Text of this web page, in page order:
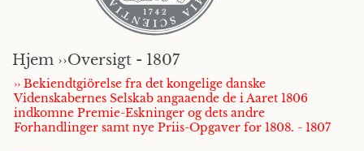
Hjem ››Oversigt - 1807
›› Bekiendtgiörelse fra det kongelige danske
Videnskabernes Selskab angaaende de i Aaret 1806
indkomne Premie-Eskninger og dets andre
Forhandlinger samt nye Priis-Opgaver for 1808. - 1807